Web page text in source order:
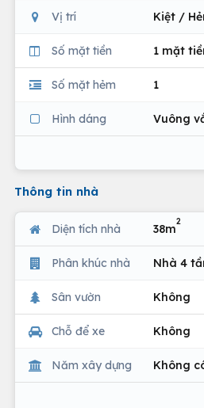
Vị trí Kiệt /
Số mặt tiền 1 mặt
Số mặt hẻm 1
Hình dáng Vuông
Thông tin nhà
Diện tích nhà 38m
2
Phân khúc nhà Nhà 4
Sân vườn Không
Chỗ để xe Không
Năm xây dựng Không